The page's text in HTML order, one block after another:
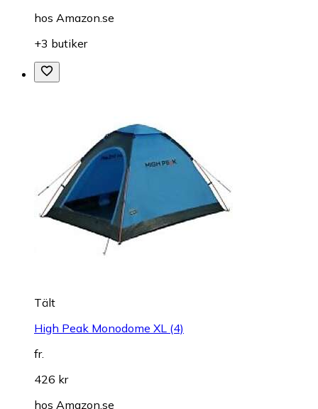
hos Amazon.se
+3 butiker
Tält
High Peak Monodome XL (4)
fr.
426 kr
hos Amazon.se